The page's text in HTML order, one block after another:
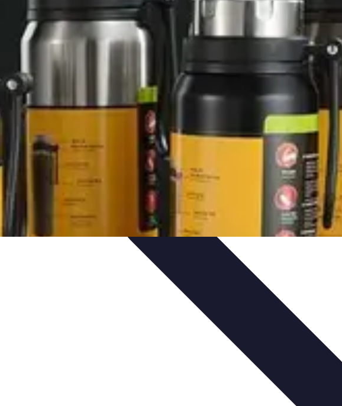
Destinos de AventuraDestinosTecnología y Gadgets